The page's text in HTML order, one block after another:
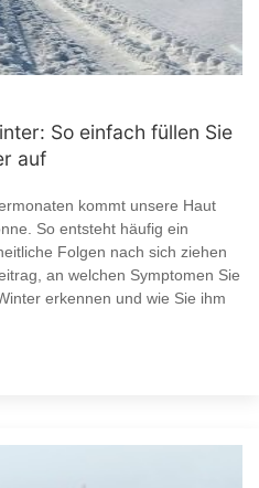
So einfach füllen Sie
auf
kommt unsere Haut
So entsteht häufig ein
Folgen nach sich ziehen
an welchen Symptomen Sie
erkennen und wie Sie ihm